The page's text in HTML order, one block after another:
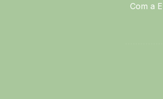
Com a